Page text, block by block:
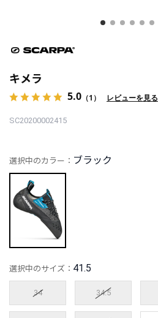
キメラ
5.0 （1） レビューを見る
SC20200002415
選択中のカラー： ブラック
選択中のサイズ： 41.5
34 34.5